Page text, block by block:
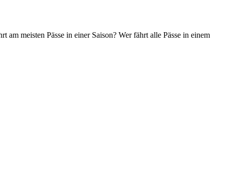
meisten Pässe in einer Saison? Wer fährt alle Pässe in einem